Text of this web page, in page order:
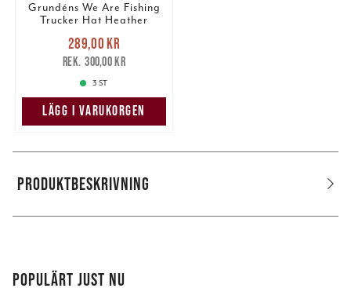
Grundéns We Are Fishing
Trucker Hat Heather
Nuvarande pris
289,00 krTidigare pris
300,00 kr
289,00 kr
300,00 kr
3 ST
LÄGG I VARUKORGEN
PRODUKTBESKRIVNING
POPULÄRT JUST NU